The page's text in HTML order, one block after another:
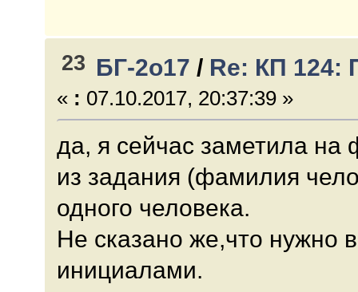
23 БГ-2о17 / Re: КП 124:
« : 07.10.2017, 20:37:39 »
да, я сейчас заметила на
из задания (фамилия
одного человека.
Не сказано же,что нужно
инициалами.